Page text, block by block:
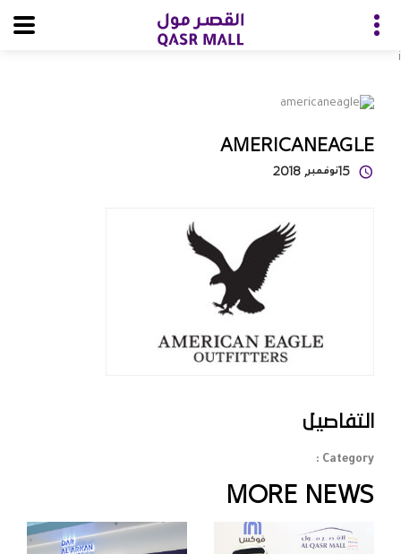
i
AMERICANEAGLE
15نوفمبر, 2018
التفاصيل
Category :
MORE NEWS